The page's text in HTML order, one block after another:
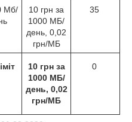
Мб/
10 грн за
1000 МБ/
день, 0,02
грн/МБ
35
10 грн за
1000 МБ/
день, 0,02
грн/МБ
0